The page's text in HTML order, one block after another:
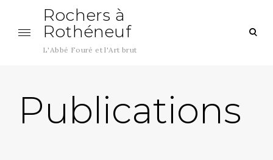
contenu
Rochers à
Rothéneuf
L'Abbé Fouré et l'Art brut
Publications